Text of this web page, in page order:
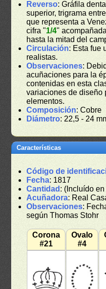
Reverso: Gráfila
superior, trigrama
que representa a
cifra "1/4"
hasta la mitad del
Circulación: Esta fue
realistas.
Observaciones:
acuñaciones para la
contenidas en esta
variaciones de diseño
elementos.
Composición: Cobre
Diámetro: 22,5 - 24
Características
Código de
Fecha: 1817
Cantidad : (Incluído
Acuñadora: Real
Observaciones:
según Thomas Stohr
Corona
#21
Ovalo
#4